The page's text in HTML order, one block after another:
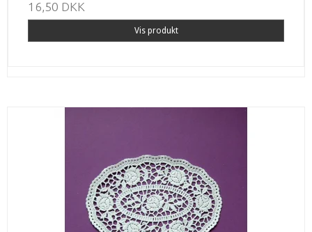
16,50 DKK
Vis produkt